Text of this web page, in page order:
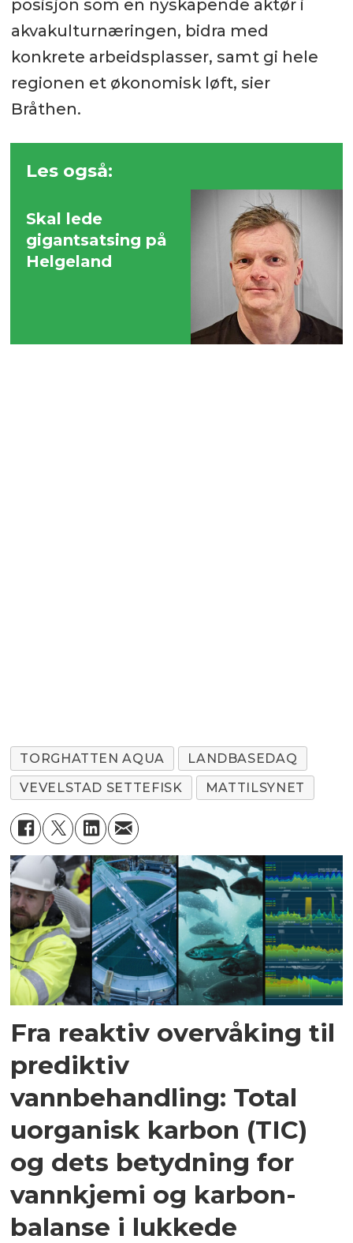
posisjon som en nyskapende aktør i
akvakulturnæringen, bidra med
konkrete arbeidsplasser, samt gi hele
regionen et økonomisk løft, sier
Bråthen.
Les også:
Skal lede
gigantsatsing på
Helgeland
TORGHATTEN AQUA
LANDBASEDAQ
VEVELSTAD SETTEFISK
MATTILSYNET
Fra reaktiv overvåking til
prediktiv
vannbehandling: Total
uorganisk karbon (TIC)
og dets betydning for
vannkjemi og karbon­
balanse i lukkede